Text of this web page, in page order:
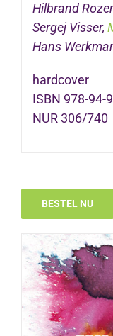
Hilbrand
Sergej Visser,
Hans
hardcover
ISBN 978-94-
NUR 306/740
BESTEL NU